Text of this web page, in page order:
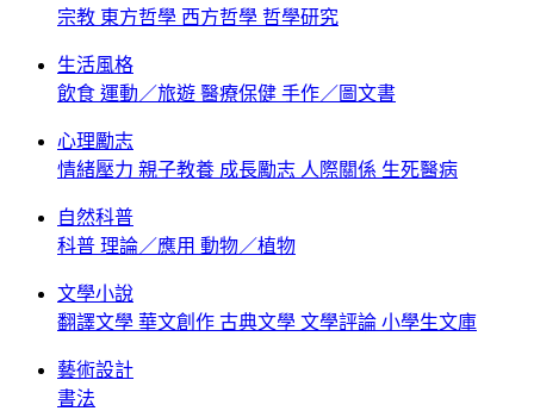
宗教 東方哲學 西方哲學 哲學研究
生活風格
飲食 運動／旅遊 醫療保健 手作／圖文書
心理勵志
情緒壓力 親子教養 成長勵志 人際關係 生死醫病
自然科普
科普 理論／應用 動物／植物
文學小說
翻譯文學 華文創作 古典文學 文學評論 小學生文庫
藝術設計
書法